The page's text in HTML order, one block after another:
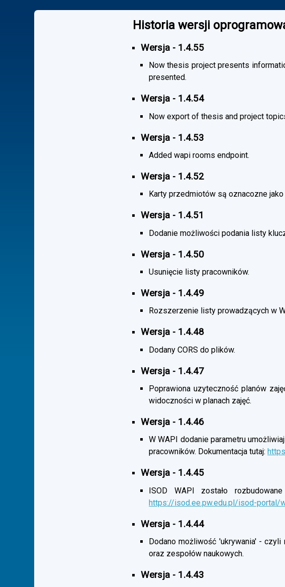
Historia wersji
Wersja - 1.4.55
Now thesis project presents
presented.
Wersja - 1.4.54
Now export of thesis and project
Wersja - 1.4.53
Added wapi rooms endpoint.
Wersja - 1.4.52
Karty przedmiotów są oznacozne jako
Wersja - 1.4.51
Dodanie możliwości podania listy
Wersja - 1.4.50
Usunięcie listy pracowników.
Wersja - 1.4.49
Rozszerzenie listy prowadzących w
Wersja - 1.4.48
Dodany CORS do plików.
Wersja - 1.4.47
Poprawiona uzyteczność planów
widoczności w planach zajęć.
Wersja - 1.4.46
W WAPI dodanie parametru
pracowników. Dokumentacja tutaj:
Wersja - 1.4.45
ISOD WAPI zostało
https://isod.ee.pw.edu.pl/isod-portal/
Wersja - 1.4.44
Dodano możliwość 'ukrywania' - czyli
oraz zespołów naukowych.
Wersja - 1.4.43